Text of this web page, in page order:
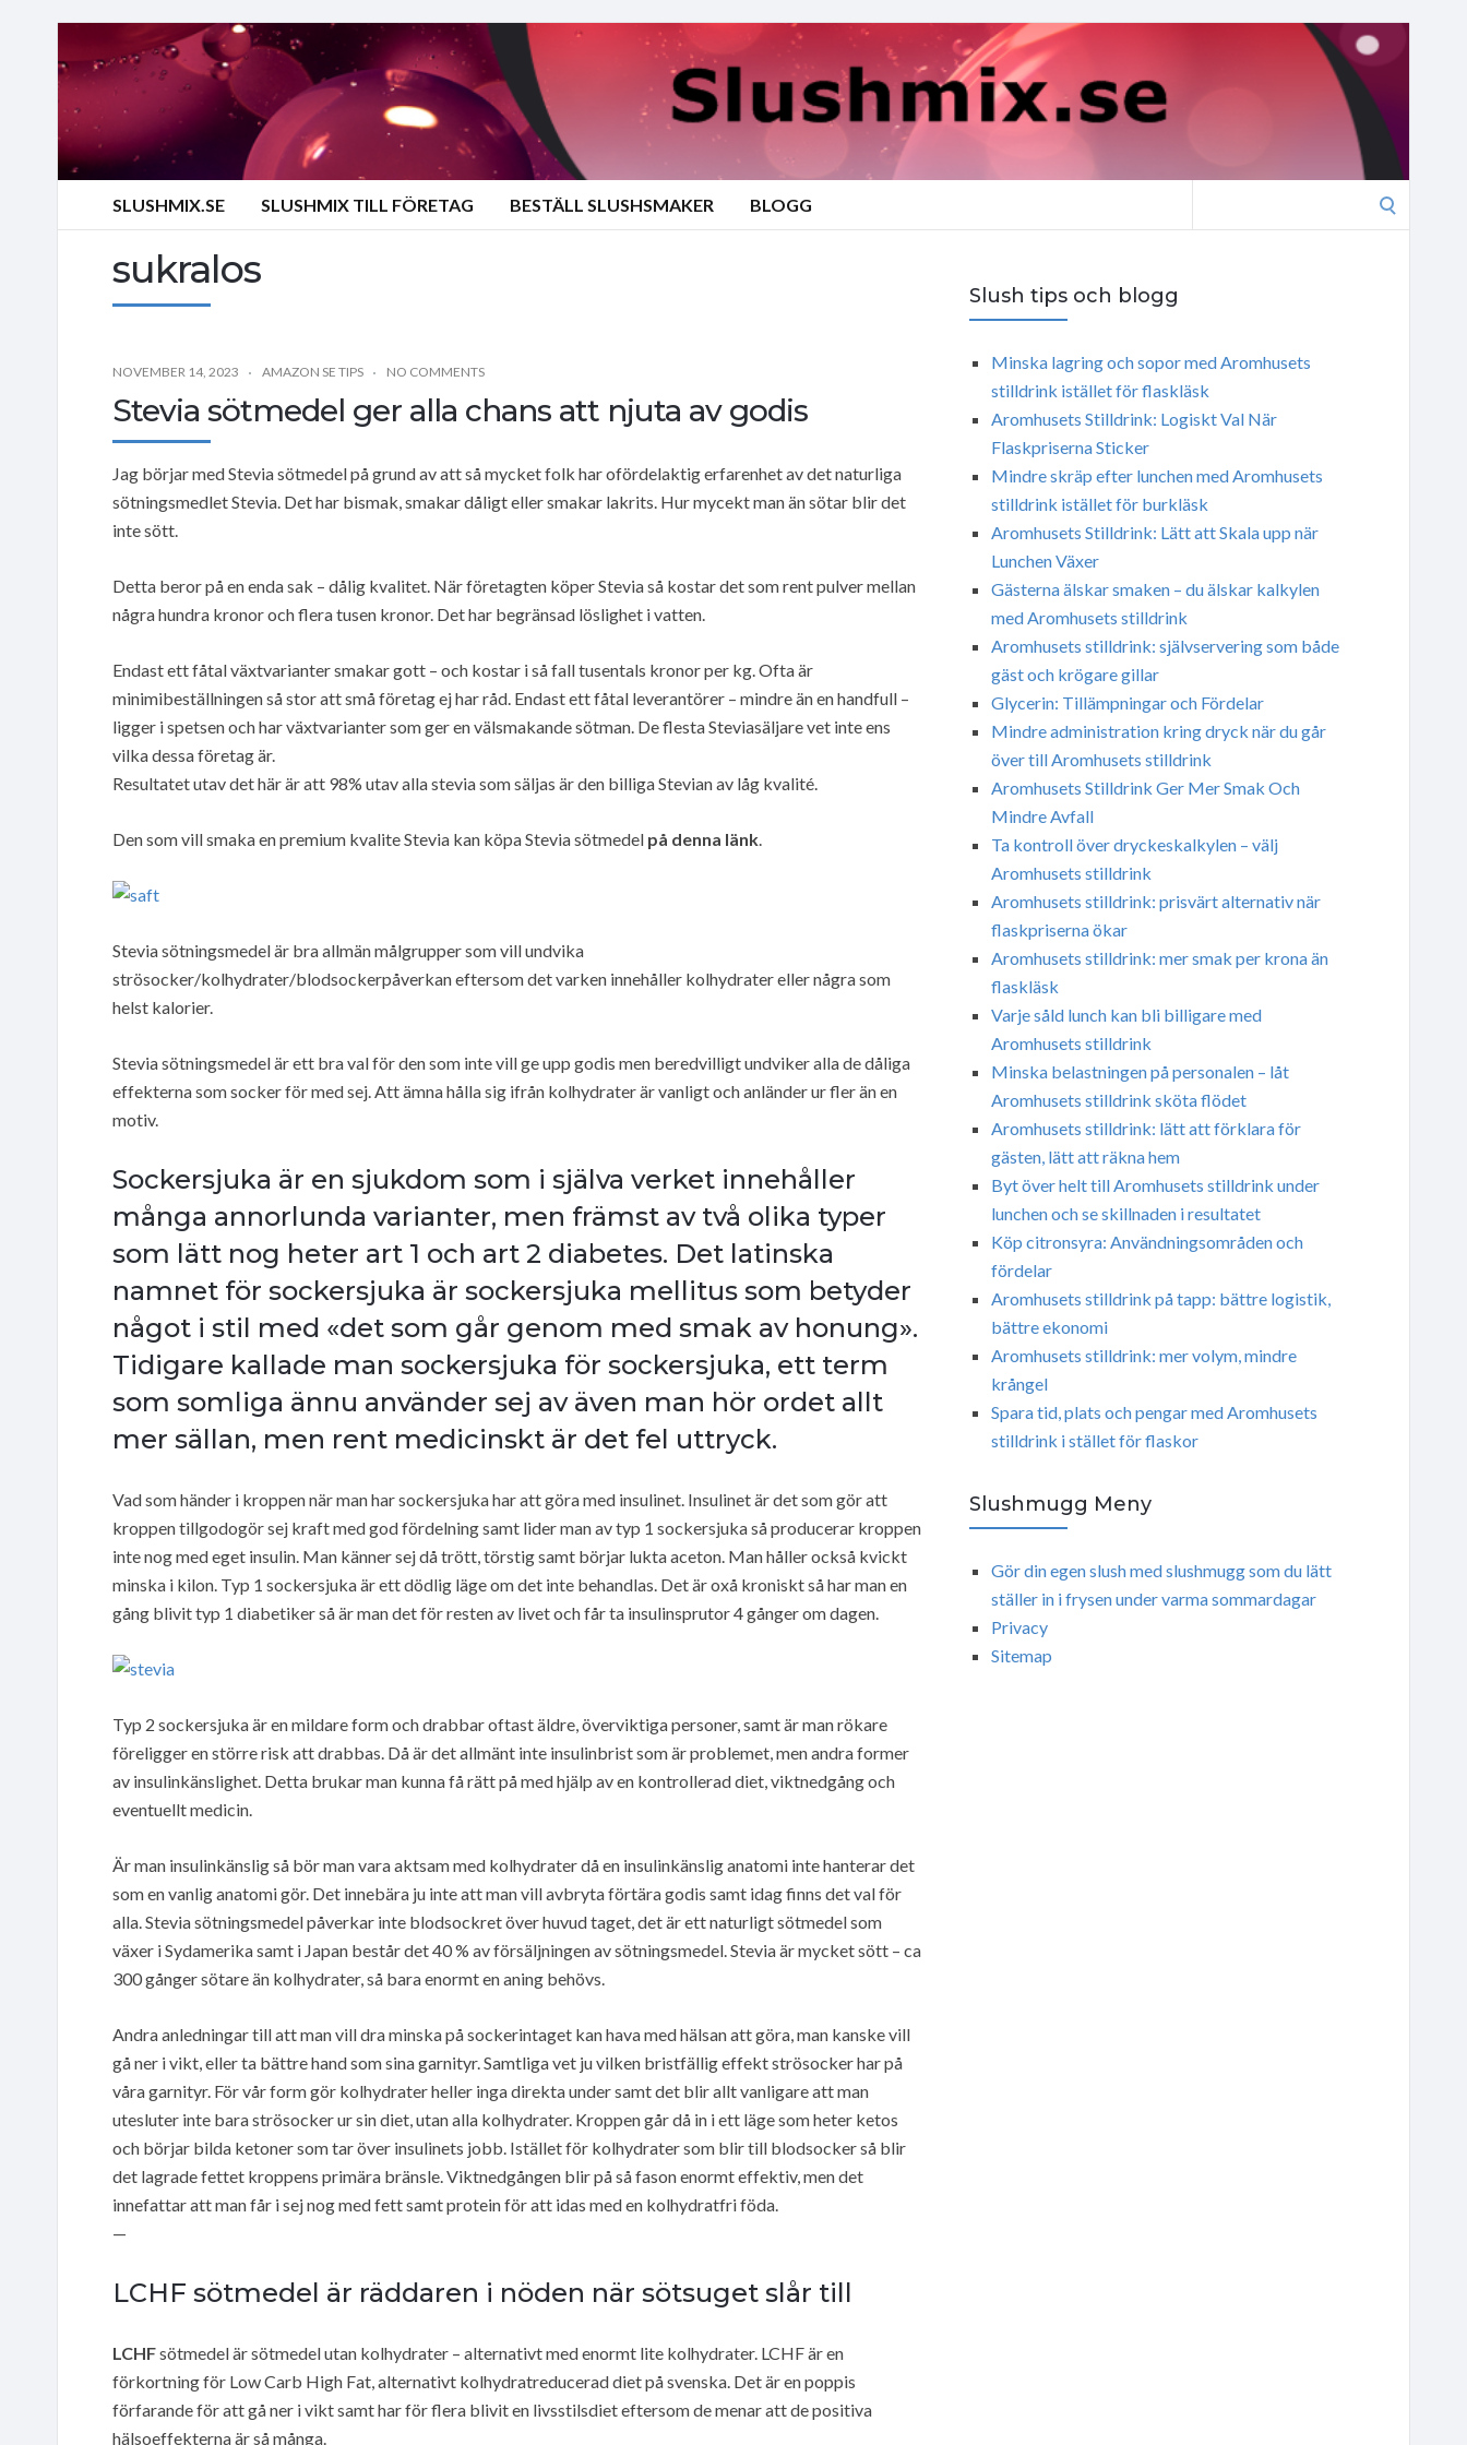
SLUSHMIX.SE SLUSHMIX TILL FÖRETAG BESTÄLL SLUSHSMAKER BLOGG
sukralos
NOVEMBER 14, 2023 AMAZON SE TIPS NO COMMENTS
Stevia sötmedel ger alla chans att njuta av godis
Jag börjar med Stevia sötmedel på grund av att så mycket folk har ofördelaktig erfarenhet av det naturliga
sötningsmedlet Stevia. Det har bismak, smakar dåligt eller smakar lakrits. Hur mycekt man än sötar blir det
inte sött.
Detta beror på en enda sak – dålig kvalitet. När företagten köper Stevia så kostar det som rent pulver mellan
några hundra kronor och flera tusen kronor. Det har begränsad löslighet i vatten.
Endast ett fåtal växtvarianter smakar gott – och kostar i så fall tusentals kronor per kg. Ofta är
minimibeställningen så stor att små företag ej har råd. Endast ett fåtal leverantörer – mindre än en handfull –
ligger i spetsen och har växtvarianter som ger en välsmakande sötman. De flesta Steviasäljare vet inte ens
vilka dessa företag är.
Resultatet utav det här är att 98% utav alla stevia som säljas är den billiga Stevian av låg kvalité.
Den som vill smaka en premium kvalite Stevia kan köpa Stevia sötmedel på denna länk.
Stevia sötningsmedel är bra allmän målgrupper som vill undvika
strösocker/kolhydrater/blodsockerpåverkan eftersom det varken innehåller kolhydrater eller några som
helst kalorier.
Stevia sötningsmedel är ett bra val för den som inte vill ge upp godis men beredvilligt undviker alla de dåliga
effekterna som socker för med sej. Att ämna hålla sig ifrån kolhydrater är vanligt och anländer ur fler än en
motiv.
Sockersjuka är en sjukdom som i själva verket innehåller
många annorlunda varianter, men främst av två olika typer
som lätt nog heter art 1 och art 2 diabetes. Det latinska
namnet för sockersjuka är sockersjuka mellitus som betyder
något i stil med «det som går genom med smak av honung».
Tidigare kallade man sockersjuka för sockersjuka, ett term
som somliga ännu använder sej av även man hör ordet allt
mer sällan, men rent medicinskt är det fel uttryck.
Vad som händer i kroppen när man har sockersjuka har att göra med insulinet. Insulinet är det som gör att
kroppen tillgodogör sej kraft med god fördelning samt lider man av typ 1 sockersjuka så producerar kroppen
inte nog med eget insulin. Man känner sej då trött, törstig samt börjar lukta aceton. Man håller också kvickt
minska i kilon. Typ 1 sockersjuka är ett dödlig läge om det inte behandlas. Det är oxå kroniskt så har man en
gång blivit typ 1 diabetiker så är man det för resten av livet och får ta insulinsprutor 4 gånger om dagen.
Typ 2 sockersjuka är en mildare form och drabbar oftast äldre, överviktiga personer, samt är man rökare
föreligger en större risk att drabbas. Då är det allmänt inte insulinbrist som är problemet, men andra former
av insulinkänslighet. Detta brukar man kunna få rätt på med hjälp av en kontrollerad diet, viktnedgång och
eventuellt medicin.
Är man insulinkänslig så bör man vara aktsam med kolhydrater då en insulinkänslig anatomi inte hanterar det
som en vanlig anatomi gör. Det innebära ju inte att man vill avbryta förtära godis samt idag finns det val för
alla. Stevia sötningsmedel påverkar inte blodsockret över huvud taget, det är ett naturligt sötmedel som
växer i Sydamerika samt i Japan består det 40 % av försäljningen av sötningsmedel. Stevia är mycket sött – ca
300 gånger sötare än kolhydrater, så bara enormt en aning behövs.
Andra anledningar till att man vill dra minska på sockerintaget kan hava med hälsan att göra, man kanske vill
gå ner i vikt, eller ta bättre hand som sina garnityr. Samtliga vet ju vilken bristfällig effekt strösocker har på
våra garnityr. För vår form gör kolhydrater heller inga direkta under samt det blir allt vanligare att man
utesluter inte bara strösocker ur sin diet, utan alla kolhydrater. Kroppen går då in i ett läge som heter ketos
och börjar bilda ketoner som tar över insulinets jobb. Istället för kolhydrater som blir till blodsocker så blir
det lagrade fettet kroppens primära bränsle. Viktnedgången blir på så fason enormt effektiv, men det
innefattar att man får i sej nog med fett samt protein för att idas med en kolhydratfri föda.
—
LCHF sötmedel är räddaren i nöden när sötsuget slår till
LCHFsötmedel är sötmedel utan kolhydrater – alternativt med enormt lite kolhydrater. LCHF är en
förkortning för Low Carb High Fat, alternativt kolhydratreducerad diet på svenska. Det är en poppis
förfarande för att gå ner i vikt samt har för flera blivit en livsstilsdiet eftersom de menar att de positiva
hälsoeffekterna är så många.
Slush tips och blogg
Minska lagring och sopor med Aromhusets
stilldrink istället för flaskläsk
Aromhusets Stilldrink: Logiskt Val När
Flaskpriserna Sticker
Mindre skräp efter lunchen med Aromhusets
stilldrink istället för burkläsk
Aromhusets Stilldrink: Lätt att Skala upp när
Lunchen Växer
Gästerna älskar smaken – du älskar kalkylen
med Aromhusets stilldrink
Aromhusets stilldrink: självservering som både
gäst och krögare gillar
Glycerin: Tillämpningar och Fördelar
Mindre administration kring dryck när du går
över till Aromhusets stilldrink
Aromhusets Stilldrink Ger Mer Smak Och
Mindre Avfall
Ta kontroll över dryckeskalkylen – välj
Aromhusets stilldrink
Aromhusets stilldrink: prisvärt alternativ när
flaskpriserna ökar
Aromhusets stilldrink: mer smak per krona än
flaskläsk
Varje såld lunch kan bli billigare med
Aromhusets stilldrink
Minska belastningen på personalen – låt
Aromhusets stilldrink sköta flödet
Aromhusets stilldrink: lätt att förklara för
gästen, lätt att räkna hem
Byt över helt till Aromhusets stilldrink under
lunchen och se skillnaden i resultatet
Köp citronsyra: Användningsområden och
fördelar
Aromhusets stilldrink på tapp: bättre logistik,
bättre ekonomi
Aromhusets stilldrink: mer volym, mindre
krångel
Spara tid, plats och pengar med Aromhusets
stilldrink i stället för flaskor
Slushmugg Meny
Gör din egen slush med slushmugg som du lätt
ställer in i frysen under varma sommardagar
Privacy
Sitemap